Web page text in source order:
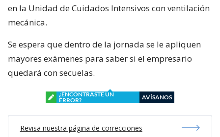
en la Unidad de Cuidados Intensivos con ventilación
mecánica.
Se espera que dentro de la jornada se le apliquen
mayores exámenes para saber si el empresario
quedará con secuelas.
¿ENCONTRASTE UN
ERROR?
AVÍSANOS
Revisa nuestra página de correcciones